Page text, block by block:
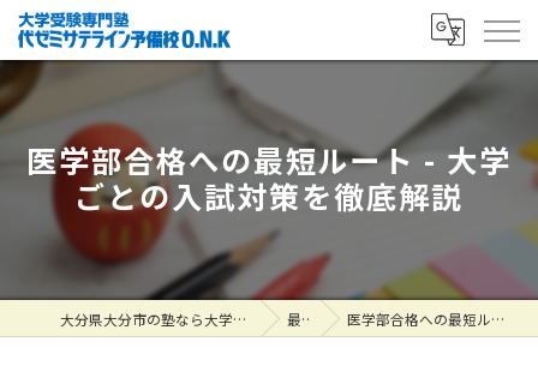
医学部合格への最短ルート - 大学
ごとの入試対策を徹底解説
大分県大分市の塾なら大学受験専門塾 代ゼミサテライン予備校O.N.K 最新情報 医学部合格への最短ルート - 大学ごとの入試対策を徹底解説